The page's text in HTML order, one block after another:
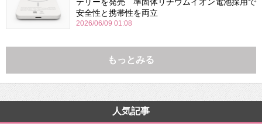
テリーを発売 準固体リチウムイオン電池採用で
安全性と携帯性を両立
2026/06/09 01:08
もっとみる
人気記事